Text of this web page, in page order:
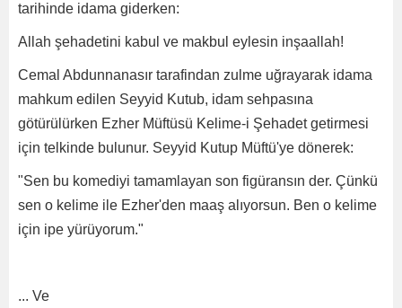
tarihinde idama giderken:
Allah şehadetini kabul ve makbul eylesin inşaallah!
Cemal Abdunnanasır tarafindan zulme uğrayarak idama
mahkum edilen Seyyid Kutub, idam sehpasına
götürülürken Ezher Müftüsü Kelime-i Şehadet getirmesi
için telkinde bulunur. Seyyid Kutup Müftü'ye dönerek:
"Sen bu komediyi tamamlayan son figüransın der. Çünkü
sen o kelime ile Ezher'den maaş alıyorsun. Ben o kelime
için ipe yürüyorum."
... Ve